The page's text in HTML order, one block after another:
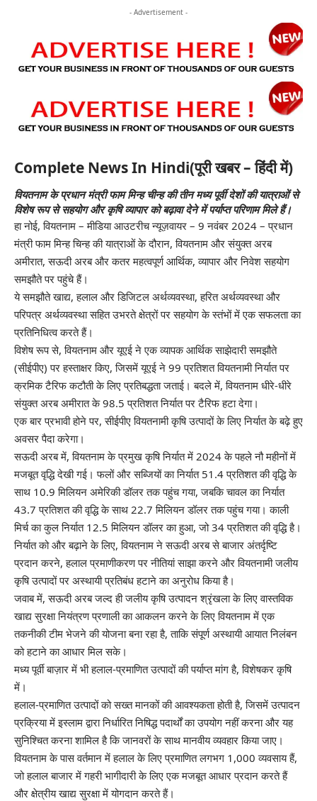
- Advertisement -
Complete News In Hindi(पूरी खबर – हिंदी में)
वियतनाम के प्रधान मंत्री फाम मिन्ह चीन्ह की तीन मध्य पूर्वी देशों की यात्राओं से
विशेष रूप से सहयोग और कृषि व्यापार को बढ़ावा देने में पर्याप्त परिणाम मिले हैं।
हा नोई, वियतनाम –मीडिया आउटरीच न्यूज़वायर – 9 नवंबर 2024 – प्रधान
मंत्री फाम मिन्ह चिन्ह की यात्राओं के दौरान, वियतनाम और संयुक्त अरब
अमीरात, सऊदी अरब और कतर महत्वपूर्ण आर्थिक, व्यापार और निवेश सहयोग
समझौते पर पहुंचे हैं।
ये समझौते खाद्य, हलाल और डिजिटल अर्थव्यवस्था, हरित अर्थव्यवस्था और
परिपत्र अर्थव्यवस्था सहित उभरते क्षेत्रों पर सहयोग के स्तंभों में एक सफलता का
प्रतिनिधित्व करते हैं।
विशेष रूप से, वियतनाम और यूएई ने एक व्यापक आर्थिक साझेदारी समझौते
(सीईपीए) पर हस्ताक्षर किए, जिसमें यूएई ने 99 प्रतिशत वियतनामी निर्यात पर
क्रमिक टैरिफ कटौती के लिए प्रतिबद्धता जताई। बदले में, वियतनाम धीरे-धीरे
संयुक्त अरब अमीरात के 98.5 प्रतिशत निर्यात पर टैरिफ हटा देगा।
एक बार प्रभावी होने पर, सीईपीए वियतनामी कृषि उत्पादों के लिए निर्यात के बढ़े हुए
अवसर पैदा करेगा।
सऊदी अरब में, वियतनाम के प्रमुख कृषि निर्यात में 2024 के पहले नौ महीनों में
मजबूत वृद्धि देखी गई। फलों और सब्जियों का निर्यात 51.4 प्रतिशत की वृद्धि के
साथ 10.9 मिलियन अमेरिकी डॉलर तक पहुंच गया, जबकि चावल का निर्यात
43.7 प्रतिशत की वृद्धि के साथ 22.7 मिलियन डॉलर तक पहुंच गया। काली
मिर्च का कुल निर्यात 12.5 मिलियन डॉलर का हुआ, जो 34 प्रतिशत की वृद्धि है।
निर्यात को और बढ़ाने के लिए, वियतनाम ने सऊदी अरब से बाजार अंतर्दृष्टि
प्रदान करने, हलाल प्रमाणीकरण पर नीतियां साझा करने और वियतनामी जलीय
कृषि उत्पादों पर अस्थायी प्रतिबंध हटाने का अनुरोध किया है।
जवाब में, सऊदी अरब जल्द ही जलीय कृषि उत्पादन श्रृंखला के लिए वास्तविक
खाद्य सुरक्षा नियंत्रण प्रणाली का आकलन करने के लिए वियतनाम में एक
तकनीकी टीम भेजने की योजना बना रहा है, ताकि संपूर्ण अस्थायी आयात निलंबन
को हटाने का आधार मिल सके।
मध्य पूर्वी बाज़ार में भी हलाल-प्रमाणित उत्पादों की पर्याप्त मांग है, विशेषकर कृषि
में।
हलाल-प्रमाणित उत्पादों को सख्त मानकों की आवश्यकता होती है, जिसमें उत्पादन
प्रक्रिया में इस्लाम द्वारा निर्धारित निषिद्ध पदार्थों का उपयोग नहीं करना और यह
सुनिश्चित करना शामिल है कि जानवरों के साथ मानवीय व्यवहार किया जाए।
वियतनाम के पास वर्तमान में हलाल के लिए प्रमाणित लगभग 1,000 व्यवसाय हैं,
जो हलाल बाजार में गहरी भागीदारी के लिए एक मजबूत आधार प्रदान करते हैं
और क्षेत्रीय खाद्य सुरक्षा में योगदान करते हैं।